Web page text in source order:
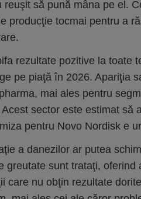
să pună mâna pe el.
producţie tocmai pentru a
rezultate pozitive la toate
pe piaţă în 2026. Apariţia
mai ales pentru
sector este estimat să
pentru Novo Nordisk e
a danezilor ar putea
greutate sunt trataţi, oferind
care nu obţin rezultate